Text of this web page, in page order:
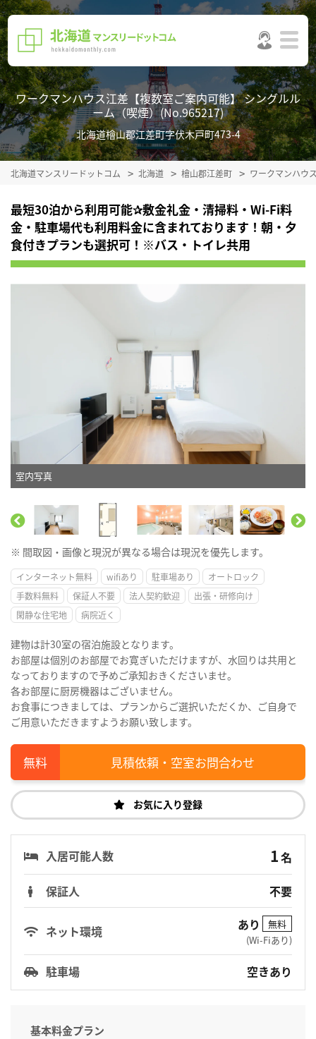
ワークマンハウス江差【複数室ご案内可能】 シングルル
ーム（喫煙）(No.965217)
北海道檜山郡江差町字伏木戸町473-4
北海道マンスリードットコム 北海道 檜山郡江差町 ワークマンハウ
最短30泊から利用可能✰敷金礼金・清掃料・Wi-Fi料
金・駐車場代も利用料金に含まれております！朝・夕
食付きプランも選択可！※バス・トイレ共用
室内写真
※ 間取図・画像と現況が異なる場合は現況を優先します。
インターネット無料 wifiあり 駐車場あり
オートロック
手数料無料
保証人不要 法人契約歓迎
出張・研修向け
閑静な住宅地
病院近く
建物は計30室の宿泊施設となります。
お部屋は個別のお部屋でお寛ぎいただけますが、水回りは共用と
なっておりますので予めご承知おきくださいませ。
各お部屋に厨房機器はございません。
お食事につきましては、プランからご選択いただくか、ご自身で
ご用意いただきますようお願い致します。
見積依頼・空室お問合わせ
お気に入り登録
入居可能人数 1名
保証人
不要
ネット環境 あり
無料
(Wi-Fiあり)
駐車場 空きあり
基本料金プラン